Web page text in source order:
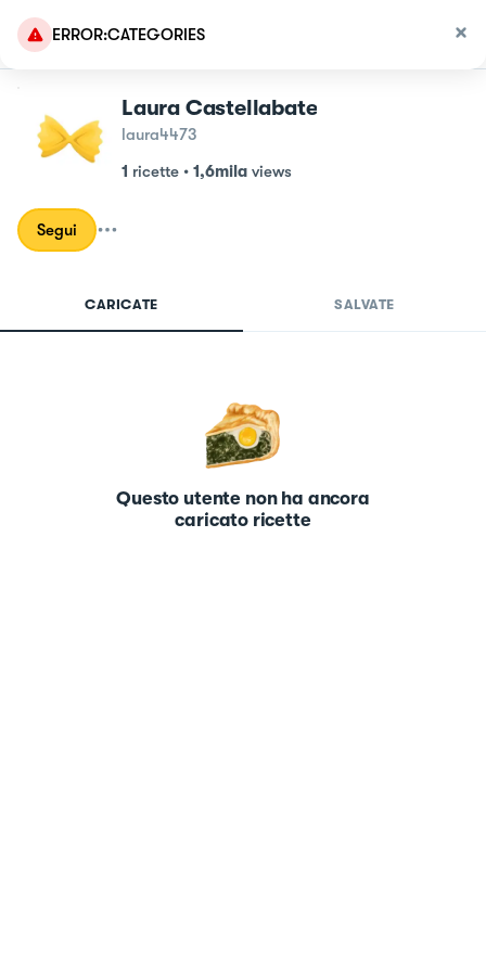
ERROR:CATEGORIES
Laura Castellabate
laura4473
1 ricette • 1,6mila views
Segui
CARICATE SALVATE
Questo utente non ha ancora
caricato ricette